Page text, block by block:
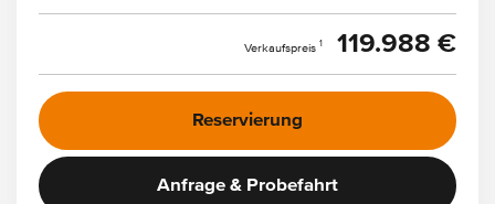
Verkaufspreis 1 119.988 €
Reservierung
Anfrage & Probefahrt